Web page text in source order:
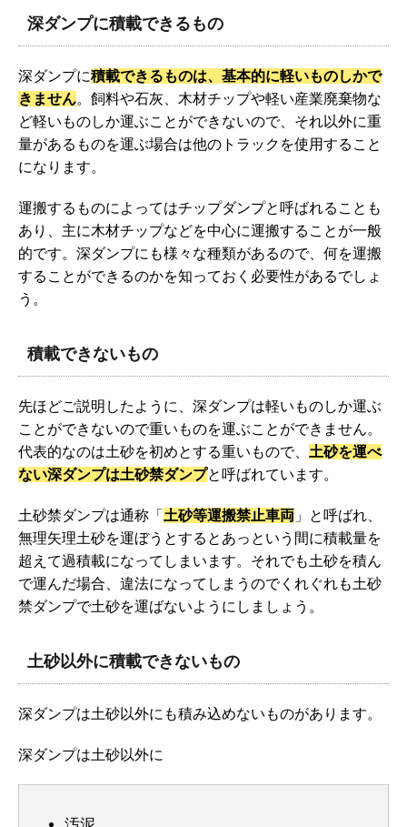
深ダンプに積載できるもの
深ダンプに積載できるものは、基本的に軽いものしかで
きません。飼料や石灰、木材チップや軽い産業廃棄物な
ど軽いものしか運ぶことができないので、それ以外に重
量があるものを運ぶ場合は他のトラックを使用すること
になります。
運搬するものによってはチップダンプと呼ばれることも
あり、主に木材チップなどを中心に運搬することが一般
的です。深ダンプにも様々な種類があるので、何を運搬
することができるのかを知っておく必要性があるでしょ
う。
積載できないもの
先ほどご説明したように、深ダンプは軽いものしか運ぶ
ことができないので重いものを運ぶことができません。
代表的なのは土砂を初めとする重いもので、 土砂を運べ
ない深ダンプは土砂禁ダンプと呼ばれています。
土砂禁ダンプは通称「 土砂等運搬禁止車両 」と呼ばれ、
無理矢理土砂を運ぼうとするとあっという間に積載量を
超えて過積載になってしまいます。それでも土砂を積ん
で運んだ場合、違法になってしまうのでくれぐれも土砂
禁ダンプで土砂を運ばないようにしましょう。
土砂以外に積載できないもの
深ダンプは土砂以外にも積み込めないものがあります。
深ダンプは土砂以外に